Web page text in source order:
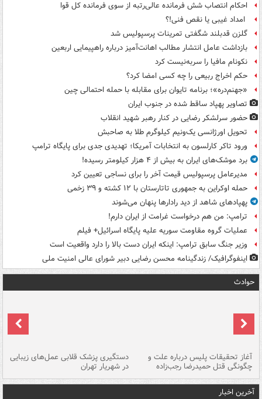
احکام انتصاب شش فرمانده عالی‌رتبه از سوی فرمانده کل قوا
امداد غیبی یا نقص فنی!؟
گلزن قدبلند شگفتی تمرینات پرسپولیس شد
بازداشت عامل انتشار مطالب اهانت‌آمیز درباره راهپیمایی اربعین
نکونام مافیا را سربه‌نیست کرد
حکم اخراج ربیعی را چه کسی امضا کرد؟
«جهنم‌دره»؛ برنامه تایوان برای مقابله با حمله احتمالی چین
تصاویر پهپاد ساقط شده در جنوب ایران
حضور سرلشکر رضایی در کنار رهبر شهید انقلاب
تحویل اورژانسی یک‌ونیم کیلوگرم طلا به صاحبش
ورود تاکر کارلسون به انتخابات آمریکا؛ تهدیدی جدی برای پایگاه ترامپ
برد موشک‌های ایران به بیش از ۴ هزار کیلومتر رسیده!
مدیرعامل پرسپولیس قیمت آخر را برای نساجی تعیین کرد
حمله اوکراین به جمهوری تاتارستان با ۱۲ کشته و ۳۹ زخمی
پهپادهای شاهد از دید رادارها پنهان می‌شوند
ترامپ: من هم درخواست غرامت از ایران دارم!
عملیات گروه مقاومت سوریه علیه پایگاه اسرائیل+ فیلم
وزیر جنگ سابق ترامپ: اینکه ایران دست بالا را دارد واقعیت است
اینفوگرافیک/ زندگینامه محسن رضایی دبیر شورای عالی امنیت‌ ملی
حوادث
آغاز تحقیقات پلیس درباره علت و
چگونگی قتل حمیدرضا رجب‌زاده
دستگیری پزشک قلابی عمل‌های زیبایی
در شهریار تهران
آخرین اخبار